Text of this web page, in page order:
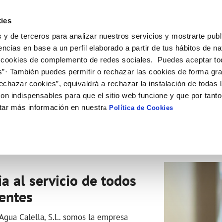
y de terceros para analizar nuestros servicios y mostrarte
en base a un perfil elaborado a partir de tus hábitos de
de complemento de redes sociales. Puedes aceptar
También puedes permitir o rechazar las cookies de forma
cookies”, equivaldrá a rechazar la instalación de todas
indispensables para que el sitio web funcione y que por
más información en nuestra Política de Cookies
de titular
de suministro
MODIFICACIÓN DE DATOS
Actualizar datos bancarios
Actualizar datos de domicilio
VER TODAS LAS GESTIONES
Tu Servicio
AL CLIENTE
contacto
interés
y afectaciones
COMPROMISO DE SERVICIO
Carta de compromisos
Customer Counsel (Defensa del
Tu Agua
del agua
CUIDADOS DEL AGUA
Consejos de ahorro
Conócenos
CONDUCTA
DE GESTIÓN Y CERTIFICADOS
PERFIL DEL CONTRATANTE
Plataforma de contratación del
público
Licitaciones en curso
al servicio de todos
Calella, S.L. somos la empresa